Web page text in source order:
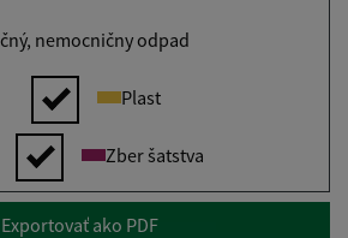
nemocničny odpad
Plast
Zber šatstva
Exportovať ako PDF